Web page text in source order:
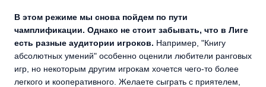
В этом режиме мы снова пойдем по пути
чамплификации. Однако не стоит забывать, что в Лиге
есть разные аудитории игроков. Например, "Книгу
абсолютных умений" особенно оценили любители ранговых
игр, но некоторым другим игрокам хочется чего-то более
легкого и кооперативного. Желаете сыграть с приятелем,